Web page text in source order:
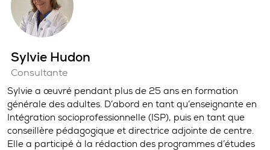
Sylvie Hudon
Consultante
Sylvie a œuvré pendant plus de 25 ans en formation
générale des adultes. D’abord en tant qu’enseignante en
Intégration socioprofessionnelle (ISP), puis en tant que
conseillère pédagogique et directrice adjointe de centre.
Elle a participé à la rédaction des programmes d’études